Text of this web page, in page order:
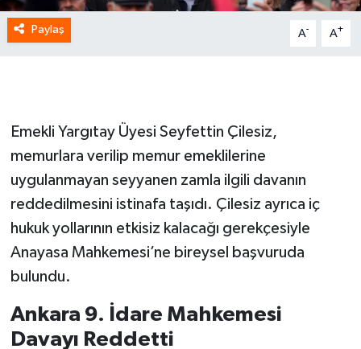
Paylaş A- A+
Emekli Yargıtay Üyesi Seyfettin Çilesiz,
memurlara verilip memur emeklilerine
uygulanmayan seyyanen zamla ilgili davanın
reddedilmesini istinafa taşıdı. Çilesiz ayrıca iç
hukuk yollarının etkisiz kalacağı gerekçesiyle
Anayasa Mahkemesi’ne bireysel başvuruda
bulundu.
Ankara 9. İdare Mahkemesi
Davayı Reddetti